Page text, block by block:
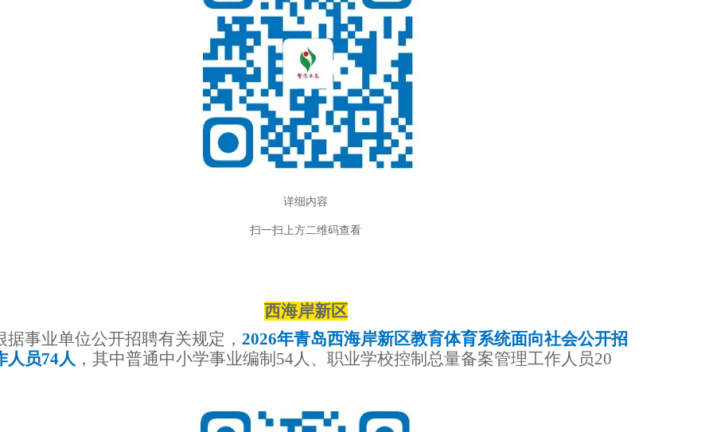
详细内容
扫一扫上方二维码查看
西海岸新区
据事业单位公开招聘有关规定，2026年青岛西海岸新区教育体育系统面向社会公开招
人员74人 ，其中普通中小学事业编制 54人、职业学校控制总量备案管理工作人员20